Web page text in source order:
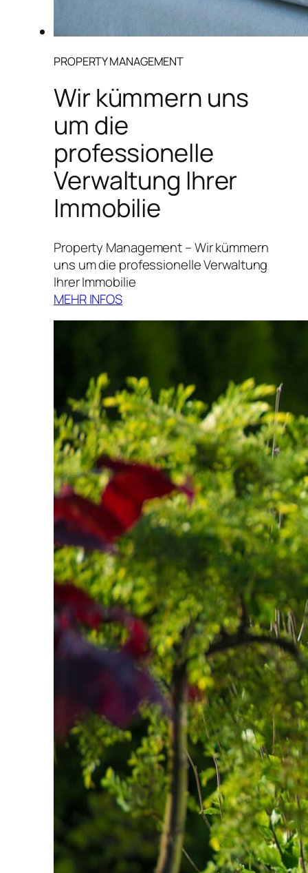
PROPERTY MANAGEMENT
Wir kümmern uns
um die
professionelle
Verwaltung Ihrer
Immobilie
Property Management – Wir kümmern
uns um die professionelle Verwaltung
Ihrer Immobilie
MEHR INFOS